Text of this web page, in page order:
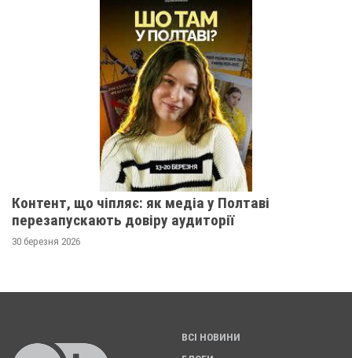
Контент, що чіпляє: як медіа у Полтаві
перезапускають довіру аудиторії
30 березня 2026
ВСІ НОВИНИ